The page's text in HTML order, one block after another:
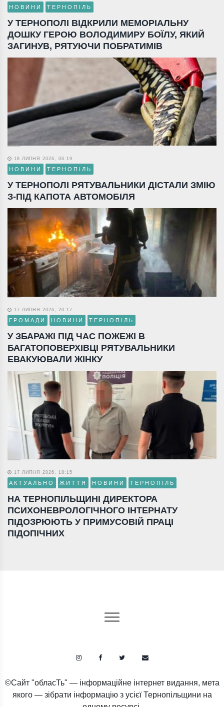
НОВИНИ ТЕРНОПІЛЬ
У ТЕРНОПОЛІ ВІДКРИЛИ МЕМОРІАЛЬНУ
ДОШКУ ГЕРОЮ ВОЛОДИМИРУ БОЇЛУ, ЯКИЙ
ЗАГИНУВ, РЯТУЮЧИ ПОБРАТИМІВ
18 ЛИПНЯ 2026, 06:19
НОВИНИ ТЕРНОПІЛЬ
У ТЕРНОПОЛІ РЯТУВАЛЬНИКИ ДІСТАЛИ ЗМІЮ
З-ПІД КАПОТА АВТОМОБІЛЯ
17 ЛИПНЯ 2026, 20:17
ГРОМАДИ НОВИНИ ТЕРНОПІЛЬ
У ЗБАРАЖІ ПІД ЧАС ПОЖЕЖІ В
БАГАТОПОВЕРХІВЦІ РЯТУВАЛЬНИКИ
ЕВАКУЮВАЛИ ЖІНКУ
17 ЛИПНЯ 2026, 18:15
АКТУАЛЬНО ЖИТТЯ НОВИНИ ТЕРНОПІЛЬ
НА ТЕРНОПІЛЬЩИНІ ДИРЕКТОРА
ПСИХОНЕВРОЛОГІЧНОГО ІНТЕРНАТУ
ПІДОЗРЮЮТЬ У ПРИМУСОВІЙ ПРАЦІ
ПІДОПІЧНИХ
©Сайт "обласТь" — інформаційне інтернет видання, мета
якого — зібрати інформацію з усієї Тернопільщини на